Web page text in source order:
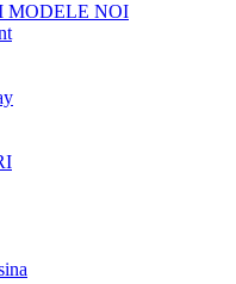
MODELE NOI